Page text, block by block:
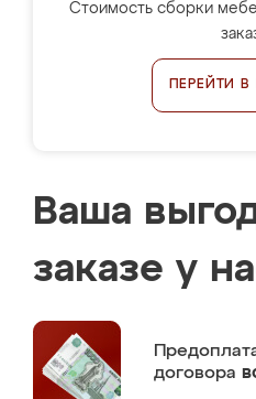
Стоимость сборки
ПЕРЕЙТИ В
Ваша
заказе у
договора